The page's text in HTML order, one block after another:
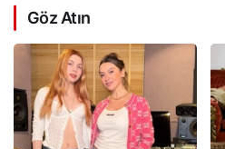
Göz Atın